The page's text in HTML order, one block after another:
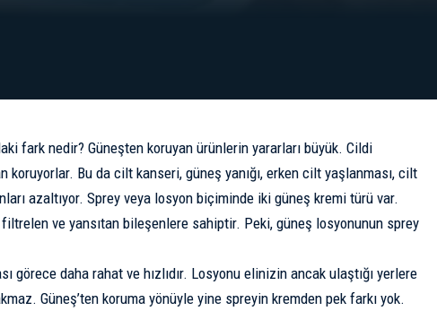
fark nedir? Güneşten koruyan ürünlerin yararları büyük. Cildi
koruyorlar. Bu da cilt kanseri, güneş yanığı, erken cilt yaşlanması, cilt
azaltıyor. Sprey veya losyon biçiminde iki güneş kremi türü var.
filtrelen ve yansıtan bileşenlere sahiptir. Peki, güneş losyonunun sprey
görece daha rahat ve hızlıdır. Losyonu elinizin ancak ulaştığı yerlere
Güneş’ten koruma yönüyle yine spreyin kremden pek farkı yok.